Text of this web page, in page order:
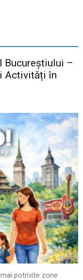
Bucureștiului –
Activități în
potrivite zone